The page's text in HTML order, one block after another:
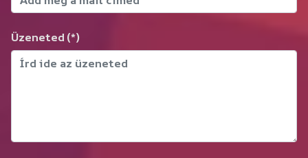
Üzeneted (*)